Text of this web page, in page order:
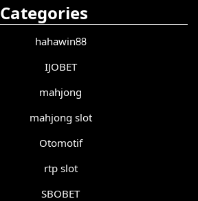
Categories
hahawin88
IJOBET
mahjong
mahjong slot
Otomotif
rtp slot
SBOBET